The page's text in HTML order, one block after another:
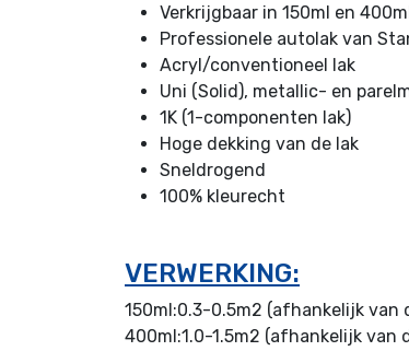
Verkrijgbaar in 150ml en
Professionele autolak van
Acryl/conventioneel lak
Uni (Solid), metallic- en
1K (1-componenten lak)
Hoge dekking van de lak
Sneldrogend
100% kleurecht
VERWERKING:
150ml:0.3-0.5m2 (afhankelijk van
400ml:1.0-1.5m2 (afhankelijk van